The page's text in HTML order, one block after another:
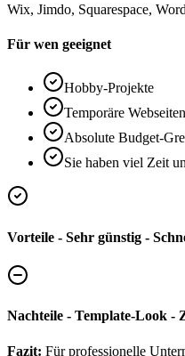
Wix, Jimdo, Squarespace,
Für wen geeignet
Hobby-Projekte
Temporäre Webseiten
Absolute Budget-
Sie haben viel Zeit
Vorteile - Sehr günstig -
Nachteile - Template-Look -
Fazit: Für professionelle